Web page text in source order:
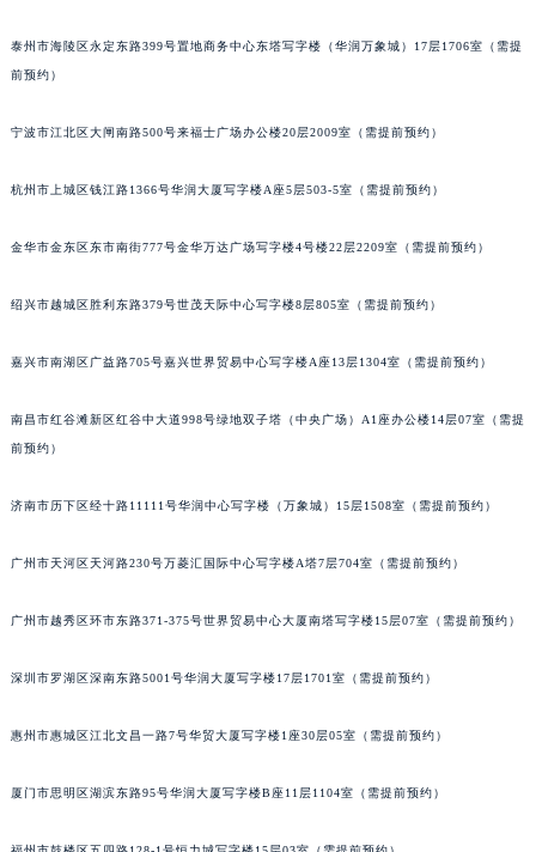
泰州市海陵区永定东路399号置地商务中心东塔写字楼（华润万象城）17层1706室（需提
前预约）
宁波市江北区大闸南路500号来福士广场办公楼20层2009室（需提前预约）
杭州市上城区钱江路1366号华润大厦写字楼A座5层503-5室（需提前预约）
金华市金东区东市南街777号金华万达广场写字楼4号楼22层2209室（需提前预约）
绍兴市越城区胜利东路379号世茂天际中心写字楼8层805室（需提前预约）
嘉兴市南湖区广益路705号嘉兴世界贸易中心写字楼A座13层1304室（需提前预约）
南昌市红谷滩新区红谷中大道998号绿地双子塔（中央广场）A1座办公楼14层07室（需提
前预约）
济南市历下区经十路11111号华润中心写字楼（万象城）15层1508室（需提前预约）
广州市天河区天河路230号万菱汇国际中心写字楼A塔7层704室（需提前预约）
广州市越秀区环市东路371-375号世界贸易中心大厦南塔写字楼15层07室（需提前预约）
深圳市罗湖区深南东路5001号华润大厦写字楼17层1701室（需提前预约）
惠州市惠城区江北文昌一路7号华贸大厦写字楼1座30层05室（需提前预约）
厦门市思明区湖滨东路95号华润大厦写字楼B座11层1104室（需提前预约）